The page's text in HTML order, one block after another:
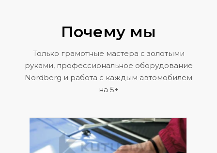
Почему мы
Только грамотные мастера с золотыми
руками, профессиональное оборудование
Nordberg и работа с каждым автомобилем
на 5+